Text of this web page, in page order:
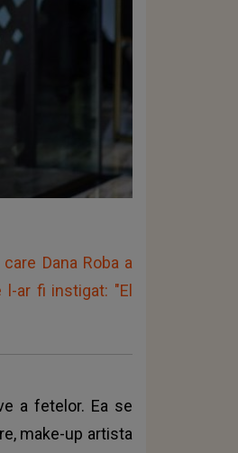
Dana Roba a
ar fi instigat: "El
a fetelor. Ea se
make-up artista